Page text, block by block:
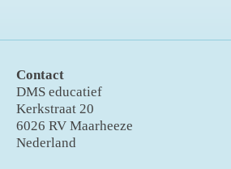
Contact
DMS educatief
Kerkstraat 20
6026 RV Maarheeze
Nederland